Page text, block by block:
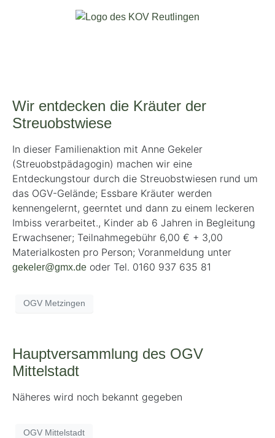
Wir entdecken die Kräuter der
Streuobstwiese
In dieser Familienaktion mit Anne Gekeler
(Streuobstpädagogin) machen wir eine
Entdeckungstour durch die Streuobstwiesen rund um
das OGV-Gelände; Essbare Kräuter werden
kennengelernt, geerntet und dann zu einem leckeren
Imbiss verarbeitet., Kinder ab 6 Jahren in Begleitung
Erwachsener; Teilnahmegebühr 6,00 € + 3,00
Materialkosten pro Person; Voranmeldung unter
gekeler@gmx.de oder Tel. 0160 937 635 81
OGV Metzingen
Hauptversammlung des OGV
Mittelstadt
Näheres wird noch bekannt gegeben
OGV Mittelstadt